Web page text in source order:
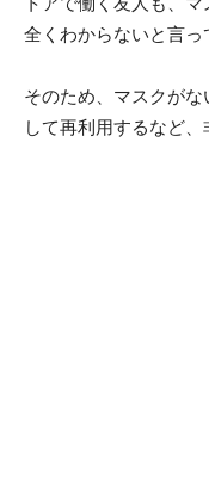
全くわからないと言っ
そのため、マスクが
して再利用するなど、